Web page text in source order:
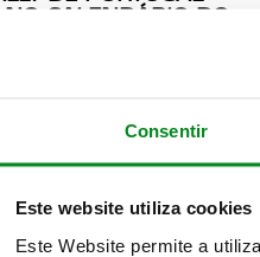
Consentir
Este website utiliza cookies
Este Website permite a
CALENDÁRIO DO